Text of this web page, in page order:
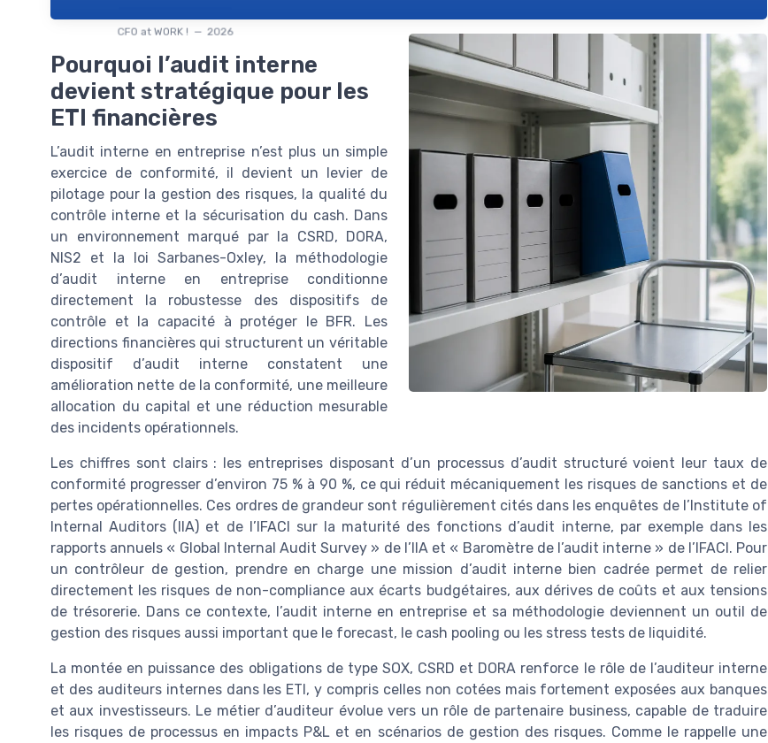
CFO at WORK ! — 2026
Pourquoi l’audit interne
devient stratégique pour les
ETI financières
L’audit interne en entreprise n’est plus un simple
exercice de conformité, il devient un levier de
pilotage pour la gestion des risques, la qualité du
contrôle interne et la sécurisation du cash. Dans
un environnement marqué par la CSRD, DORA,
NIS2 et la loi Sarbanes-Oxley, la méthodologie
d’audit interne en entreprise conditionne
directement la robustesse des dispositifs de
contrôle et la capacité à protéger le BFR. Les
directions financières qui structurent un véritable
dispositif d’audit interne constatent une
amélioration nette de la conformité, une meilleure
allocation du capital et une réduction mesurable
des incidents opérationnels.
Les chiffres sont clairs : les entreprises disposant d’un processus d’audit structuré voient leur taux de
conformité progresser d’environ 75 % à 90 %, ce qui réduit mécaniquement les risques de sanctions et de
pertes opérationnelles. Ces ordres de grandeur sont régulièrement cités dans les enquêtes de l’Institute of
Internal Auditors (IIA) et de l’IFACI sur la maturité des fonctions d’audit interne, par exemple dans les
rapports annuels « Global Internal Audit Survey » de l’IIA et « Baromètre de l’audit interne » de l’IFACI. Pour
un contrôleur de gestion, prendre en charge une mission d’audit interne bien cadrée permet de relier
directement les risques de non-compliance aux écarts budgétaires, aux dérives de coûts et aux tensions
de trésorerie. Dans ce contexte, l’audit interne en entreprise et sa méthodologie deviennent un outil de
gestion des risques aussi important que le forecast, le cash pooling ou les stress tests de liquidité.
La montée en puissance des obligations de type SOX, CSRD et DORA renforce le rôle de l’auditeur interne
et des auditeurs internes dans les ETI, y compris celles non cotées mais fortement exposées aux banques
et aux investisseurs. Le métier d’auditeur évolue vers un rôle de partenaire business, capable de traduire
les risques de processus en impacts P&L et en scénarios de gestion des risques. Comme le rappelle une